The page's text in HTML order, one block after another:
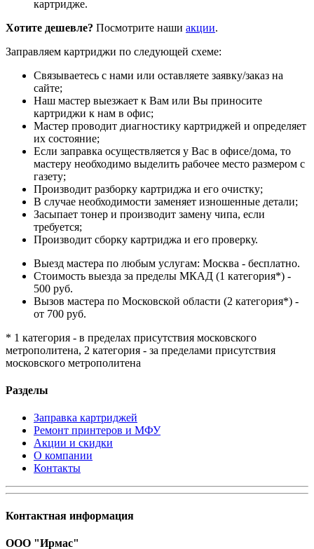
картридже.
Хотите дешевле? Посмотрите наши акции.
Заправляем картриджи по следующей схеме:
Связываетесь с нами или оставляете заявку/заказ на
сайте;
Наш мастер выезжает к Вам или Вы приносите
картриджи к нам в офис;
Мастер проводит диагностику картриджей и определяет
их состояние;
Если заправка осуществляется у Вас в офисе/дома, то
мастеру необходимо выделить рабочее место размером с
газету;
Производит разборку картриджа и его очистку;
В случае необходимости заменяет изношенные детали;
Засыпает тонер и производит замену чипа, если
требуется;
Производит сборку картриджа и его проверку.
Выезд мастера по любым услугам: Москва - бесплатно.
Стоимость выезда за пределы МКАД (1 категория*) -
500 руб.
Вызов мастера по Московской области (2 категория*) -
от 700 руб.
* 1 категория - в пределах присутствия московского
метрополитена, 2 категория - за пределами присутствия
московского метрополитена
Разделы
Заправка картриджей
Ремонт принтеров и МФУ
Акции и скидки
О компании
Контакты
Контактная информация
ООО "Ирмас"